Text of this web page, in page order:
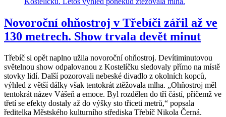
Novoroční ohňostroj v Třebíči zářil až ve
130 metrech. Show trvala devět minut
Třebíč si opět naplno užila novoroční ohňostroj. Devítiminutovou
světelnou show odpalovanou z Kostelíčku sledovaly přímo na místě
stovky lidí. Další pozorovali nebeské divadlo z okolních kopců,
výhled z větší dálky však tentokrát ztěžovala mlha. „Ohňostroj měl
tentokrát název Vášeň a emoce. Byl rozdělen do tří částí, přičemž ve
třetí se efekty dostaly až do výšky sto třiceti metrů,“ popsala
ředitelka Městského kulturního střediska Třebíč Nikola Černá.